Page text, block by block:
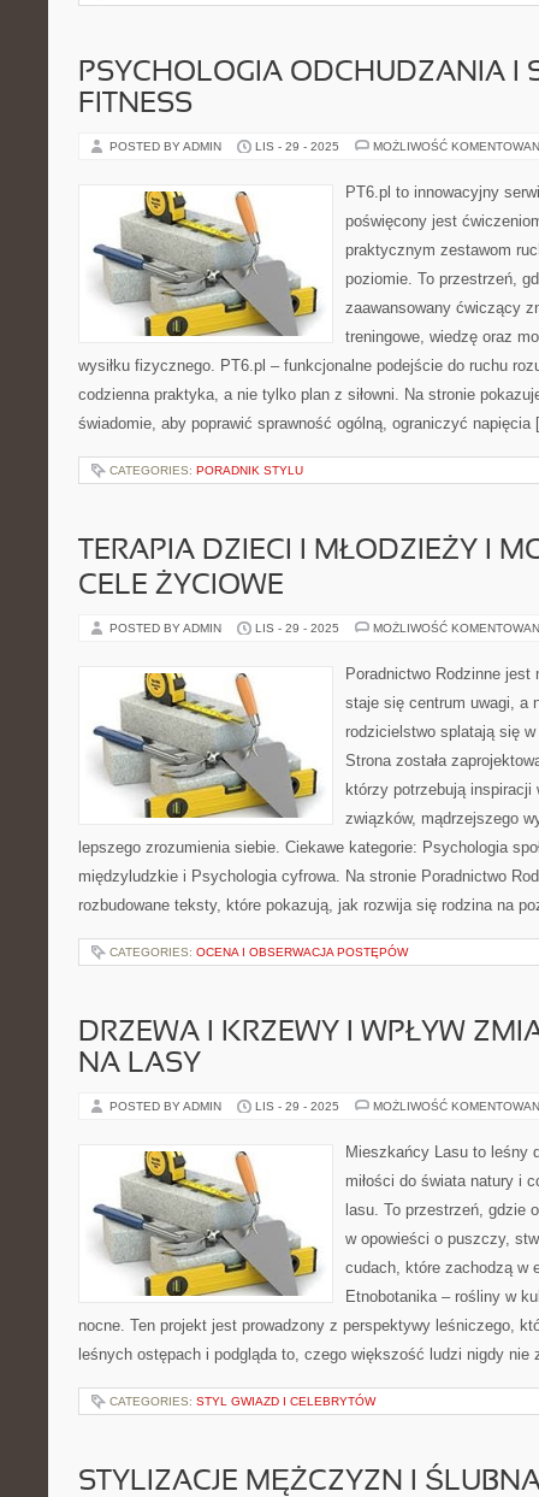
PSYCHOLOGIA ODCHUDZANIA I
FITNESS
POSTED BY ADMIN LIS - 29 - 2025 MOŻLIWOŚĆ
PT6.pl to innowacyjny
poświęcony jest
praktycznym zestawom
poziomie. To przestrzeń,
zaawansowany ćwiczący
treningowe, wiedzę oraz
wysiłku fizycznego. PT6.pl – funkcjonalne podejście do ruchu
codzienna praktyka, a nie tylko plan z siłowni. Na stronie
świadomie, aby poprawić sprawność ogólną, ograniczyć
CATEGORIES: PORADNIK STYLU
TERAPIA DZIECI I MŁODZIEŻY I
CELE ŻYCIOWE
POSTED BY ADMIN LIS - 29 - 2025 MOŻLIWOŚĆ
Poradnictwo Rodzinne
staje się centrum uwagi, a
rodzicielstwo splatają się
Strona została
którzy potrzebują inspiracji
związków, mądrzejszego
lepszego zrozumienia siebie. Ciekawe kategorie: Psychologia
międzyludzkie i Psychologia cyfrowa. Na stronie Poradnictwo
rozbudowane teksty, które pokazują, jak rozwija się rodzina na
CATEGORIES: OCENA I OBSERWACJA POSTĘPÓW
DRZEWA I KRZEWY I WPŁYW
NA LASY
POSTED BY ADMIN LIS - 29 - 2025 MOŻLIWOŚĆ
Mieszkańcy Lasu to leśny
miłości do świata natury i
lasu. To przestrzeń, gdzie
w opowieści o puszczy,
cudach, które zachodzą w
Etnobotanika – rośliny w
nocne. Ten projekt jest prowadzony z perspektywy leśniczego,
leśnych ostępach i podgląda to, czego większość ludzi nigdy
CATEGORIES: STYL GWIAZD I CELEBRYTÓW
STYLIZACJE MĘŻCZYZN I